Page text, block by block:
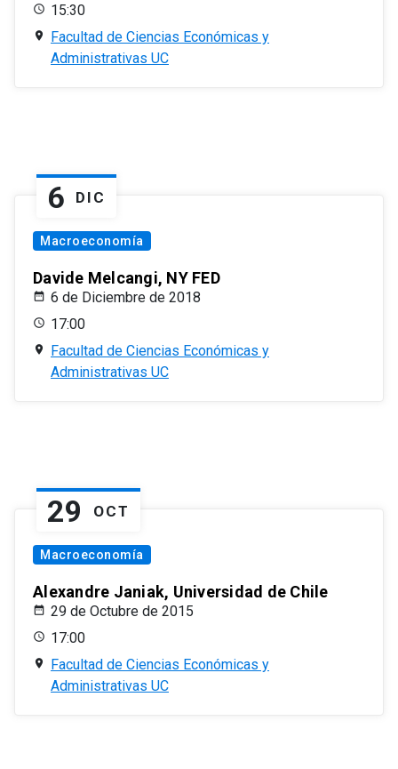
15:30
Facultad de Ciencias Económicas y
Administrativas UC
6 DIC
Macroeconomía
Davide Melcangi, NY FED
6 de Diciembre de 2018
17:00
Facultad de Ciencias Económicas y
Administrativas UC
29 OCT
Macroeconomía
Alexandre Janiak, Universidad de Chile
29 de Octubre de 2015
17:00
Facultad de Ciencias Económicas y
Administrativas UC